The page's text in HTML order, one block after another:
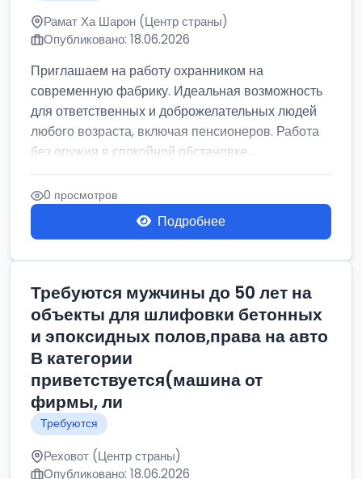
Рамат Ха Шарон (Центр страны)
Опубликовано: 18.06.2026
Приглашаем на работу охранником на
современную фабрику. Идеальная возможность
для ответственных и доброжелательных людей
любого возраста, включая пенсионеров. Работа
без оружия в спокойной обстановке....
0 просмотров
Подробнее
Требуются мужчины до 50 лет на
объекты для шлифовки бетонных
и эпоксидных полов,права на авто
В категории
приветствуется(машина от
фирмы, ли
Требуются
Реховот (Центр страны)
Опубликовано: 18.06.2026